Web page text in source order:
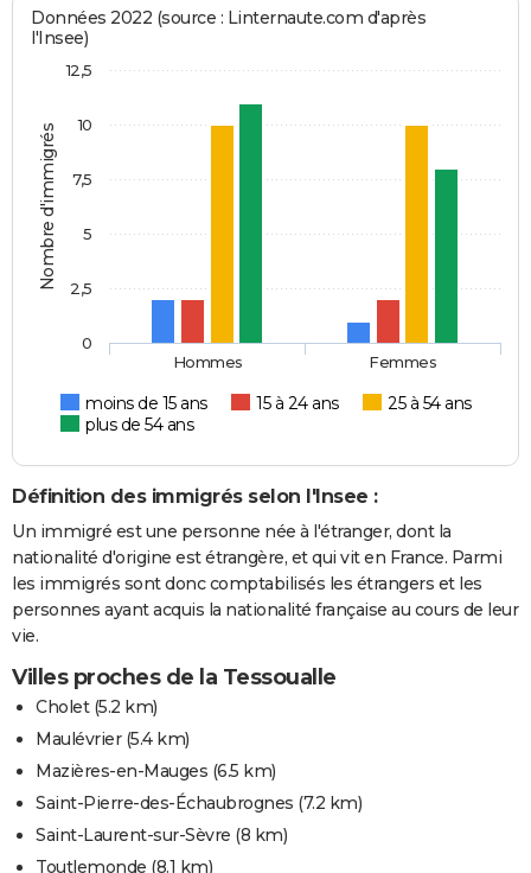
Nombre d'immigrés
Données 2022 (source : Linternaute.com d'après
l'Insee)
moins de 15 ans 15 à 24 ans
25 à 54 ans
plus de 54 ans
Hommes Femmes
0
2,5
5
7,5
10
12,5
Définition des immigrés selon l'Insee :
Un immigré est une personne née à l'étranger, dont la
nationalité d'origine est étrangère, et qui vit en France. Parmi
les immigrés sont donc comptabilisés les étrangers et les
personnes ayant acquis la nationalité française au cours de leur
vie.
Villes proches de la Tessoualle
Cholet(5.2 km)
Maulévrier(5.4 km)
Mazières-en-Mauges (6.5 km)
Saint-Pierre-des-Échaubrognes (7.2 km)
Saint-Laurent-sur-Sèvre (8 km)
Toutlemonde (8.1 km)